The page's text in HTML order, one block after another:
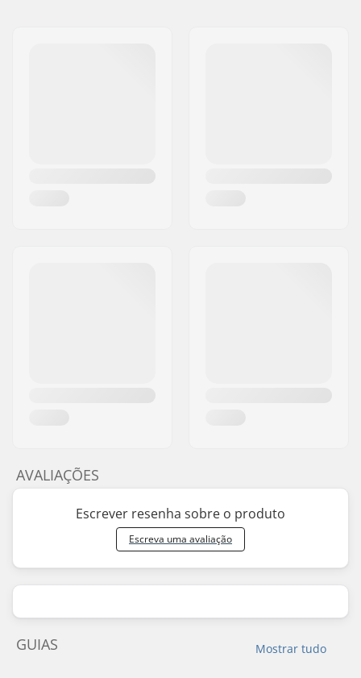
AVALIAÇÕES
Escrever resenha sobre o produto
Escreva uma avaliação
Mostrar tudo
GUIAS